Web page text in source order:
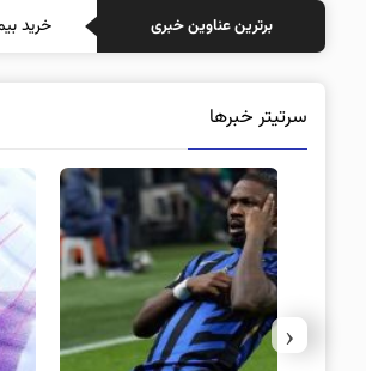
برترین عناوین خبری خرید
سرتیتر خبرها
‹